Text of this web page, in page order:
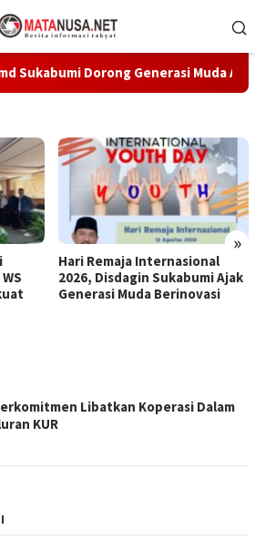
Dorong Generasi Muda Aktif
»
Hari Remaja Internasional
2026, Disdagin Sukabumi Ajak
Generasi Muda Berinovasi
Libatkan Koperasi Dalam
KUR